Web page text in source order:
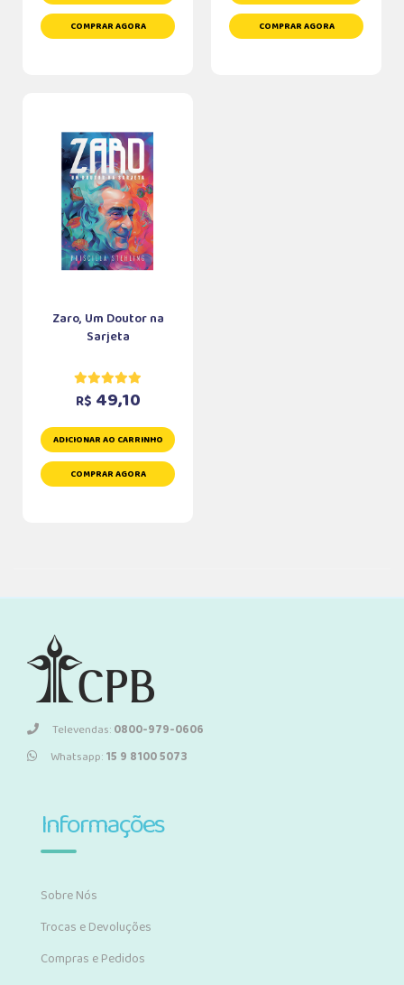
COMPRAR AGORA COMPRAR AGORA
Zaro, Um Doutor na
Sarjeta
R$ 49,10
ADICIONAR AO CARRINHO
COMPRAR AGORA
Televendas:0800-979-0606
Whatsapp:15 9 8100 5073
Informações
Sobre Nós
Trocas e Devoluções
Compras e Pedidos